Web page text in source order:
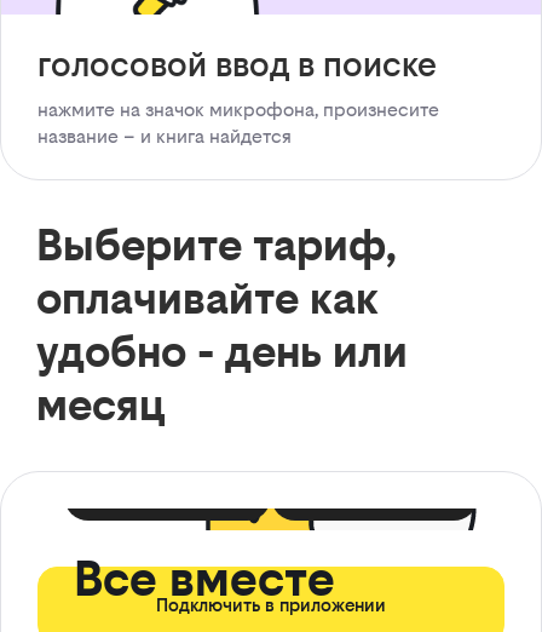
голосовой ввод в поиске
нажмите на значок микрофона, произнесите
название – и книга найдется
Выберите тариф,
оплачивайте как
удобно - день или
месяц
Все вместе
Подключить в приложении